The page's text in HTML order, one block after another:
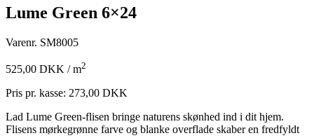
Lume Green 6×24
Varenr. SM8005
525,00 DKK / m2
Pris pr. kasse: 273,00 DKK
Lad Lume Green-flisen bringe naturens skønhed ind i dit hjem.
Flisens mørkegrønne farve og blanke overflade skaber en fredfyldt